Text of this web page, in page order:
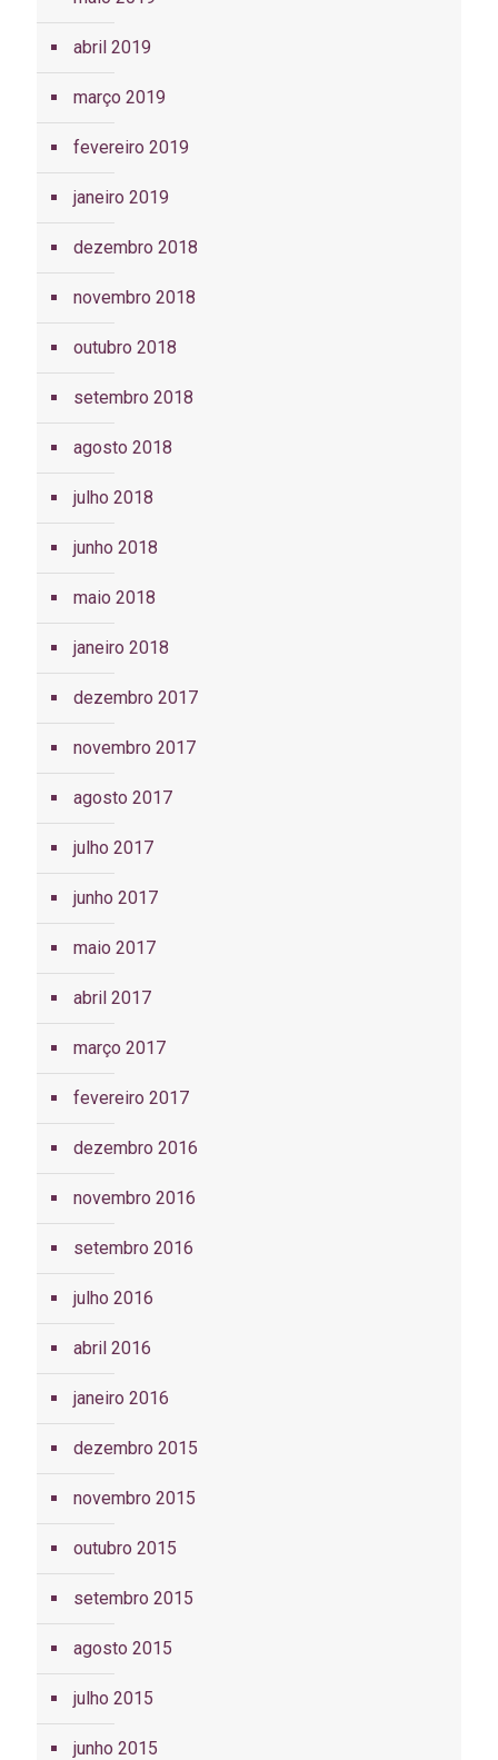
abril 2019
março 2019
fevereiro 2019
janeiro 2019
dezembro 2018
novembro 2018
outubro 2018
setembro 2018
agosto 2018
julho 2018
junho 2018
maio 2018
janeiro 2018
dezembro 2017
novembro 2017
agosto 2017
julho 2017
junho 2017
maio 2017
abril 2017
março 2017
fevereiro 2017
dezembro 2016
novembro 2016
setembro 2016
julho 2016
abril 2016
janeiro 2016
dezembro 2015
novembro 2015
outubro 2015
setembro 2015
agosto 2015
julho 2015
junho 2015